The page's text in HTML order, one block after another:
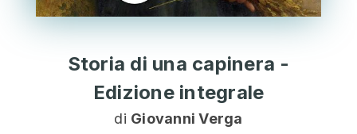
Storia di una capinera -
Edizione integrale
di Giovanni Verga